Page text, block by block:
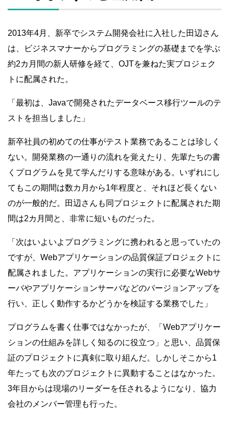
2013年4月、新卒でシステム開発会社に入社した田辺さん
は、ビジネスマナーからプログラミングの基礎までを学ぶ
約2カ月間の新人研修を経て、OJTを兼ねた実プロジェク
トに配属された。
「最初は、Javaで開発されたデータベース移行ツールのテ
ストを担当しました」
新卒社員の初めての仕事がテスト業務であることは珍しく
ない。開発業務の一通りの流れを覚えたり、先輩たちの書
くプログラムを見て学んだりする意味がある。いずれにし
てもこの期間は数カ月から1年程度と、それほど長くない
のが一般的だ。田辺さんも同プロジェクトに配属された期
間は2カ月間と、非常に短いものだった。
「次はいよいよプログラミングに携われると思っていたの
ですが、Webアプリケーションの品質保証プロジェクトに
配属されました。アプリケーションの実行に必要なWebサ
ーバやアプリケーションサーバなどのバージョンアップを
行い、正しく動作するかどうかを検証する業務でした」
プログラムを書く仕事ではなかったが、「Webアプリケー
ションの仕組みを詳しく知るのに役立つ」と思い、品質保
証のプロジェクトに真剣に取り組んだ。しかしそこから1
年たっても次のプロジェクトに異動することはなかった。
3年目からは現場のリーダーを任されるようになり、協力
会社のメンバー管理も行った。